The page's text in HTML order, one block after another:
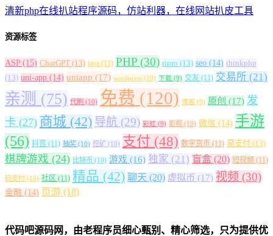
清新php在线扒站程序源码，仿站利器，在线网站扒皮工具
资源标签
ASP (15) ChatGPT (13) java (11) PHP (30) ripro (13) seo (14) thinkphp
(13) uni-app (14) uniapp (17) wordpress (10) 下载 (9) 交友 (11) 交易所 (21)
亲测 (75) 代刷 (10) 免费 (120) 博客 (9) 原创 (17) 发
卡 (27) 商城 (42) 导航 (29) 彩虹 (9) 影视 (10) 微信 (14) 手游
(56) 抖音 (11) 抽奖 (10) 挖矿 (10) 支付 (48) 数字货币 (11) 易支付 (13)
棋牌游戏 (24) 比特币 (10) 游戏 (16) 独家 (21) 盲盒 (20) 短视频 (11)
码支付 (10) 社区 (11) 精品 (42) 聊天 (20) 虚拟币 (17) 视频 (30)
金融 (14) 页游 (18)
代码吧源码网，由老程序员细心甄别、精心筛选，只为提供优